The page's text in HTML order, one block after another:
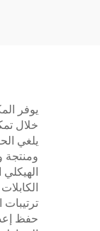
يوفر
خلال
يلغي
ومنتجة
حفظ